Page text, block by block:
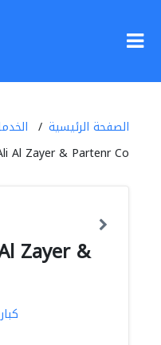
الصفحة الرئيسية
Al Zayer & Partenr Co.
Zayer &